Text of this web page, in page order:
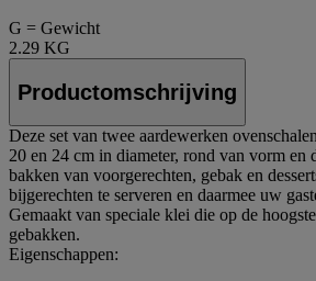
G = Gewicht
2.29 KG
Productomschrijving
Deze set van twee aardewerken
20 en 24 cm in diameter, rond van vorm en
bakken van voorgerechten, gebak en
bijgerechten te serveren en daarmee uw
Gemaakt van speciale klei die op de
gebakken.
Eigenschappen: